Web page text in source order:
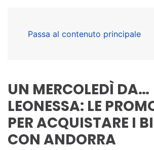
Passa al contenuto principale
UN MERCOLEDÌ DA…
LEONESSA: LE
PER ACQUISTARE I
CON ANDORRA